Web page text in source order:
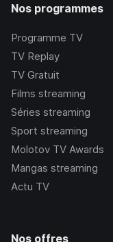
Nos programmes
Programme TV
TV Replay
TV Gratuit
Films streaming
Séries streaming
Sport streaming
Molotov TV Awards
Mangas streaming
Actu TV
Nos offres